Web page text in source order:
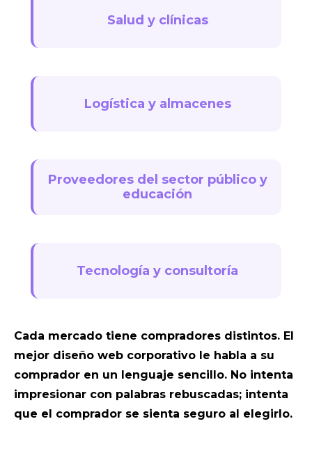
Salud y clínicas
Logística y almacenes
Proveedores del sector público y
educación
Tecnología y consultoría
Cada mercado tiene compradores distintos. El
mejor diseño web corporativo le habla a su
comprador en un lenguaje sencillo. No intenta
impresionar con palabras rebuscadas; intenta
que el comprador se sienta seguro al elegirlo.